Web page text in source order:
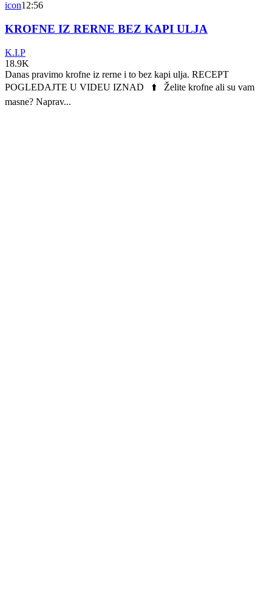
icon12:56
KROFNE IZ RERNE BEZ KAPI ULJA
K.I.P
18.9K
Danas pravimo krofne iz rerne i to bez kapi ulja. RECEPT
POGLEDAJTE U VIDEU IZNAD ⬆️ Želite krofne ali su vam
masne? Naprav...